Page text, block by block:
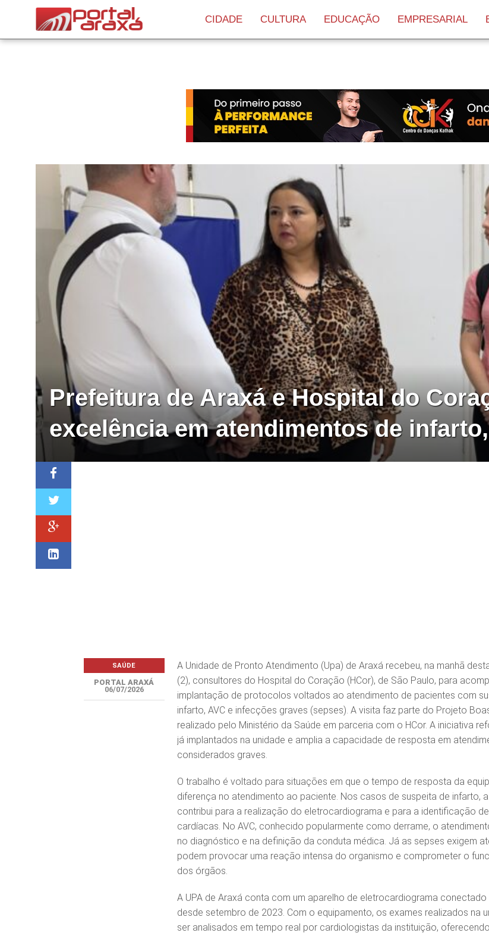
CIDADE CULTURA EDUCAÇÃO EMPRESARIAL
Prefeitura de Araxá e Hospital do
excelência em atendimentos de
A Unidade de Pronto Atendimento (Upa) de Araxá recebeu, na manhã
(2), consultores do Hospital do Coração (HCor), de São Paulo, para
implantação de protocolos voltados ao atendimento de pacientes com
infarto, AVC e infecções graves (sepses). A visita faz parte do Projeto
realizado pelo Ministério da Saúde em parceria com o HCor. A iniciativa
já implantados na unidade e amplia a capacidade de resposta em
considerados graves.
O trabalho é voltado para situações em que o tempo de resposta da
diferença no atendimento ao paciente. Nos casos de suspeita de infarto,
contribui para a realização do eletrocardiograma e para a identificação
cardíacas. No AVC, conhecido popularmente como derrame, o
no diagnóstico e na definição da conduta médica. Já as sepses exigem
podem provocar uma reação intensa do organismo e comprometer o
dos órgãos.
A UPA de Araxá conta com um aparelho de eletrocardiograma conectado
desde setembro de 2023. Com o equipamento, os exames realizados na
ser analisados em tempo real por cardiologistas da instituição,
SAÚDE
PORTAL ARAXÁ
06/07/2026